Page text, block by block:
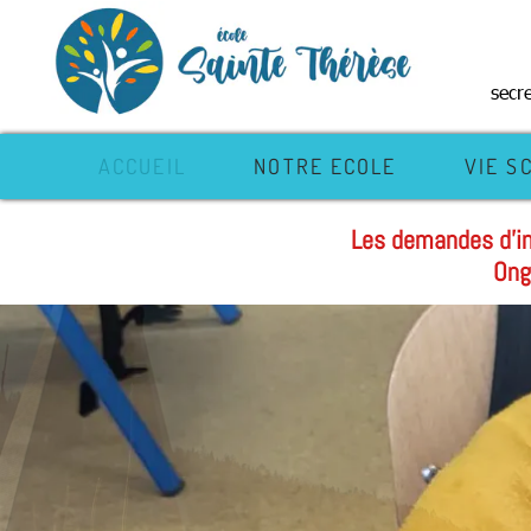
ACCUEIL NOTRE ECOLE VIE
Les demandes
Les